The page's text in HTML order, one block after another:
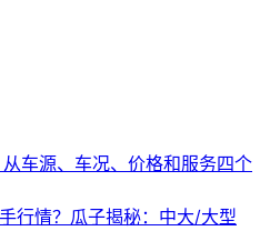
车源、车况、价格和服务四个
行情？瓜子揭秘：中大/大型